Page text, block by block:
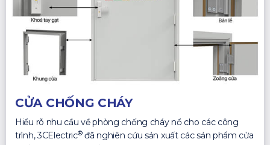
CỬA CHỐNG CHÁY
Hiểu rõ nhu cầu về phòng chống cháy nổ cho các công
trình, 3CElectric®đã nghiên cứu sản xuất các sản phẩm cửa